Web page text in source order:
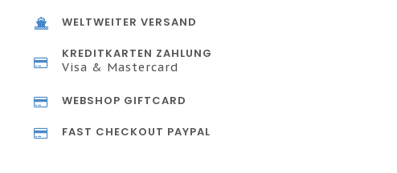
WELTWEITER VERSAND
KREDITKARTEN ZAHLUNG
Visa & Mastercard
WEBSHOP GIFTCARD
FAST CHECKOUT PAYPAL